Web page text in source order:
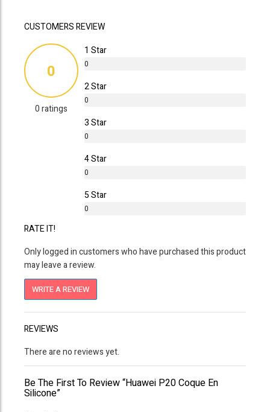
CUSTOMERS REVIEW
0
0 ratings
1 Star
0
2 Star
0
3 Star
0
4 Star
0
5 Star
0
RATE IT!
Only logged in customers who have purchased this product
may leave a review.
WRITE A REVIEW
REVIEWS
There are no reviews yet.
Be The First To Review “Huawei P20 Coque En
Silicone”